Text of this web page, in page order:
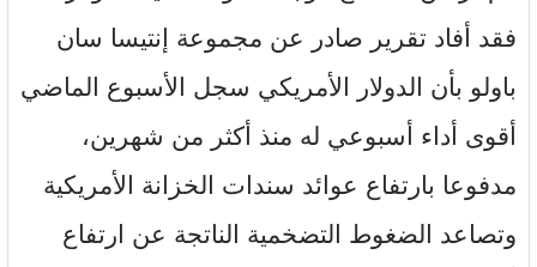
فقد أفاد تقرير صادر عن مجموعة إنتيسا سان
باولو بأن الدولار الأمريكي سجل الأسبوع الماضي
أقوى أداء أسبوعي له منذ أكثر من شهرين،
مدفوعا بارتفاع عوائد سندات الخزانة الأمريكية
وتصاعد الضغوط التضخمية الناتجة عن ارتفاع